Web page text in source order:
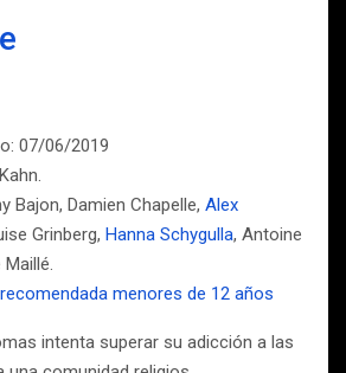
07/06/2019
Bajon, Damien Chapelle, Alex
Grinberg, Hanna Schygulla, Antoine
menores de 12 años
intenta superar su adicción a las